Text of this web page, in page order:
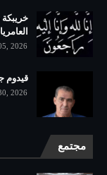
2026
قيدوم
2026
مجتمع